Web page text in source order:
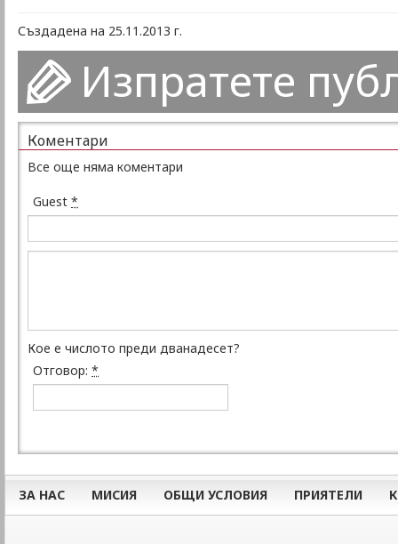
Създадена на 25.11.2013 г.
Изпратете
Коментари
Все още няма коментари
Guest *
Кое е числото преди дванадесет?
Отговор: *
ЗА НАС МИСИЯ ОБЩИ УСЛОВИЯ ПРИЯТЕЛИ